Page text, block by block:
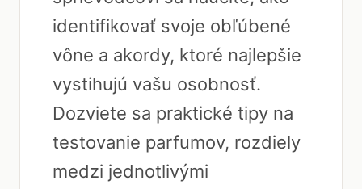
identifikovať svoje obľúbené
vône a akordy, ktoré najlepšie
vystihujú vašu osobnosť.
Dozviete sa praktické tipy na
testovanie parfumov, rozdiely
medzi jednotlivými